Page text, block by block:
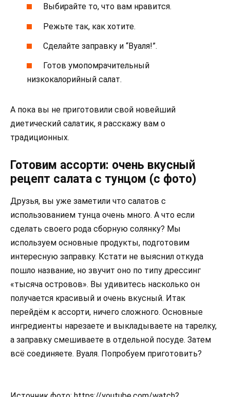
Выбирайте то, что вам нравится.
Режьте так, как хотите.
Сделайте заправку и “Вуаля!”.
Готов умопомрачительный
низкокалорийный салат.
А пока вы не приготовили свой новейший
диетический салатик, я расскажу вам о
традиционных.
Готовим ассорти: очень вкусный
рецепт салата с тунцом (с фото)
Друзья, вы уже заметили что салатов с
использованием тунца очень много. А что если
сделать своего рода сборную солянку? Мы
используем основные продукты, подготовим
интересную заправку. Кстати не выяснил откуда
пошло название, но звучит оно по типу дрессинг
«тысяча островов». Вы удивитесь насколько он
получается красивый и очень вкусный. Итак
перейдём к ассорти, ничего сложного. Основные
ингредиенты нарезаете и выкладываете на тарелку,
а заправку смешиваете в отдельной посуде. Затем
всё соединяете. Вуаля. Попробуем приготовить?